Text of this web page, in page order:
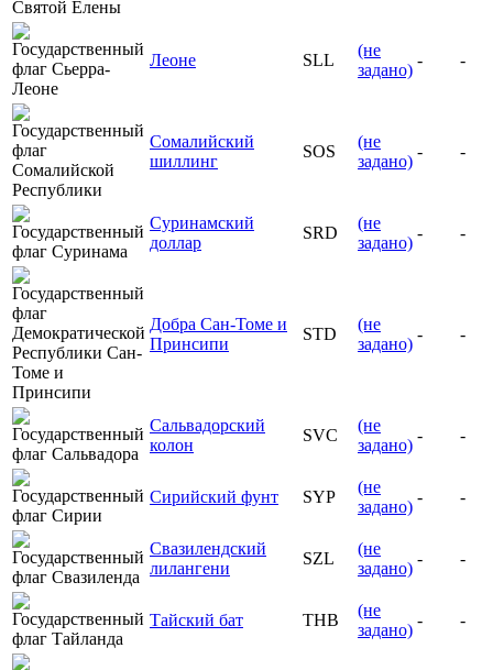
Леоне SLL
(не
задано)
- -
Сомалийский
шиллинг
SOS
(не
задано)
- -
Суринамский
доллар
SRD
(не
задано)
- -
Добра Сан-Томе и
Принсипи
STD
(не
задано)
- -
Сальвадорский
колон
SVC
(не
задано)
- -
Сирийский фунт SYP
(не
задано)
- -
Свазилендский
лилангени
SZL
(не
задано)
- -
Тайский бат THB
(не
задано)
- -